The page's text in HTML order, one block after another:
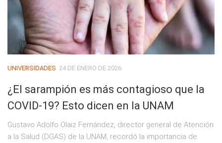
UNIVERSIDADES 24 DE ENERO DE 2026
¿El sarampión es más contagioso que la
COVID-19? Esto dicen en la UNAM
Gustavo Adolfo Olaiz Fernández, director general de Atención
a la Salud (DGAS) de la UNAM, recordó la importancia de